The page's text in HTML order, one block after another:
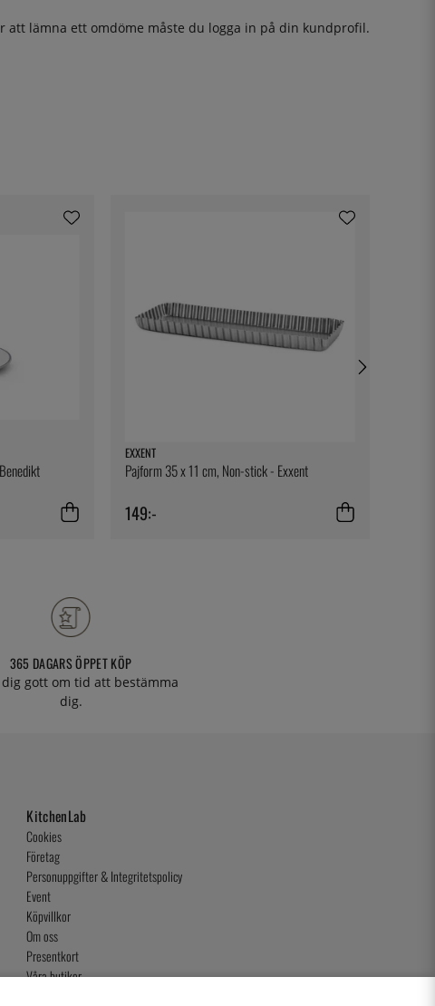
att lämna ett omdöme måste du logga in på din kundprofil.
EXXENT
Pajform 35 x 11 cm, Non-stick - Exxent
149:-
365 DAGARS ÖPPET KÖP
dig gott om tid att bestämma
dig.
KitchenLab
Cookies
Företag
Personuppgifter & Integritetspolicy
Event
Köpvillkor
Om oss
Presentkort
Våra butiker